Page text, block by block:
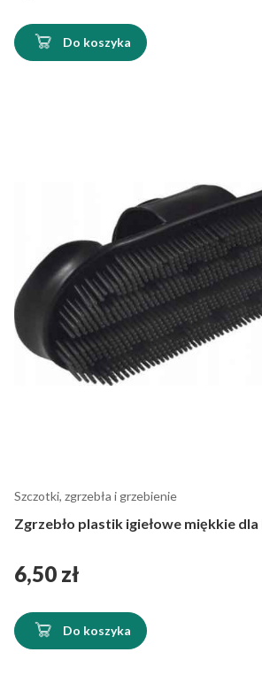
Do koszyka
Szczotki, zgrzebła i grzebienie
Zgrzebło plastik igiełowe miękkie
Cena
6,50 zł
Do koszyka